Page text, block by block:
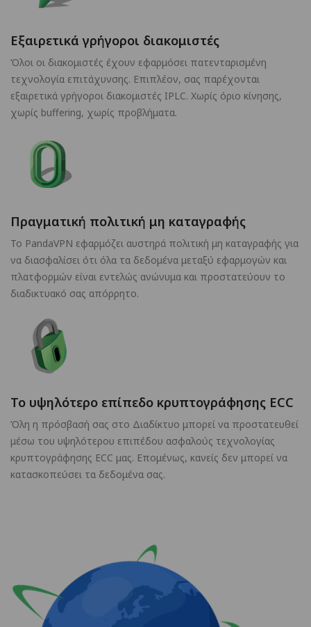
Εξαιρετικά γρήγοροι διακομιστές
Όλοι οι διακομιστές έχουν εφαρμόσει πατενταρισμένη
τεχνολογία επιτάχυνσης. Επιπλέον, σας παρέχονται
εξαιρετικά γρήγοροι διακομιστές IPLC. Χωρίς όριο κίνησης,
χωρίς buffering, χωρίς προβλήματα.
Πραγματική πολιτική μη καταγραφής
Το PandaVPN εφαρμόζει αυστηρά πολιτική μη καταγραφής για
να διασφαλίσει ότι όλα τα δεδομένα μεταξύ εφαρμογών και
πλατφορμών είναι εντελώς ανώνυμα και προστατεύουν το
διαδικτυακό σας απόρρητο.
Το υψηλότερο επίπεδο κρυπτογράφησης ECC
Όλη η πρόσβασή σας στο Διαδίκτυο μπορεί να προστατευθεί
μέσω του υψηλότερου επιπέδου ασφαλούς τεχνολογίας
κρυπτογράφησης ECC μας. Επομένως, κανείς δεν μπορεί να
κατασκοπεύσει τα δεδομένα σας.